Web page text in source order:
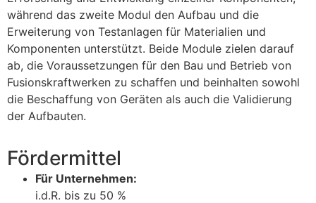
während das zweite Modul den Aufbau und die
Erweiterung von Testanlagen für Materialien und
Komponenten unterstützt. Beide Module zielen darauf
ab, die Voraussetzungen für den Bau und Betrieb von
Fusionskraftwerken zu schaffen und beinhalten sowohl
die Beschaffung von Geräten als auch die Validierung
der Aufbauten.
Fördermittel
Für Unternehmen:
i.d.R. bis zu 50 %